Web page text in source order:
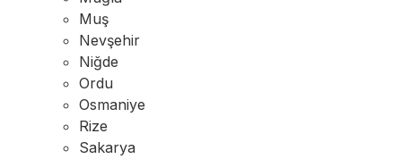
Muş
Nevşehir
Niğde
Ordu
Osmaniye
Rize
Sakarya